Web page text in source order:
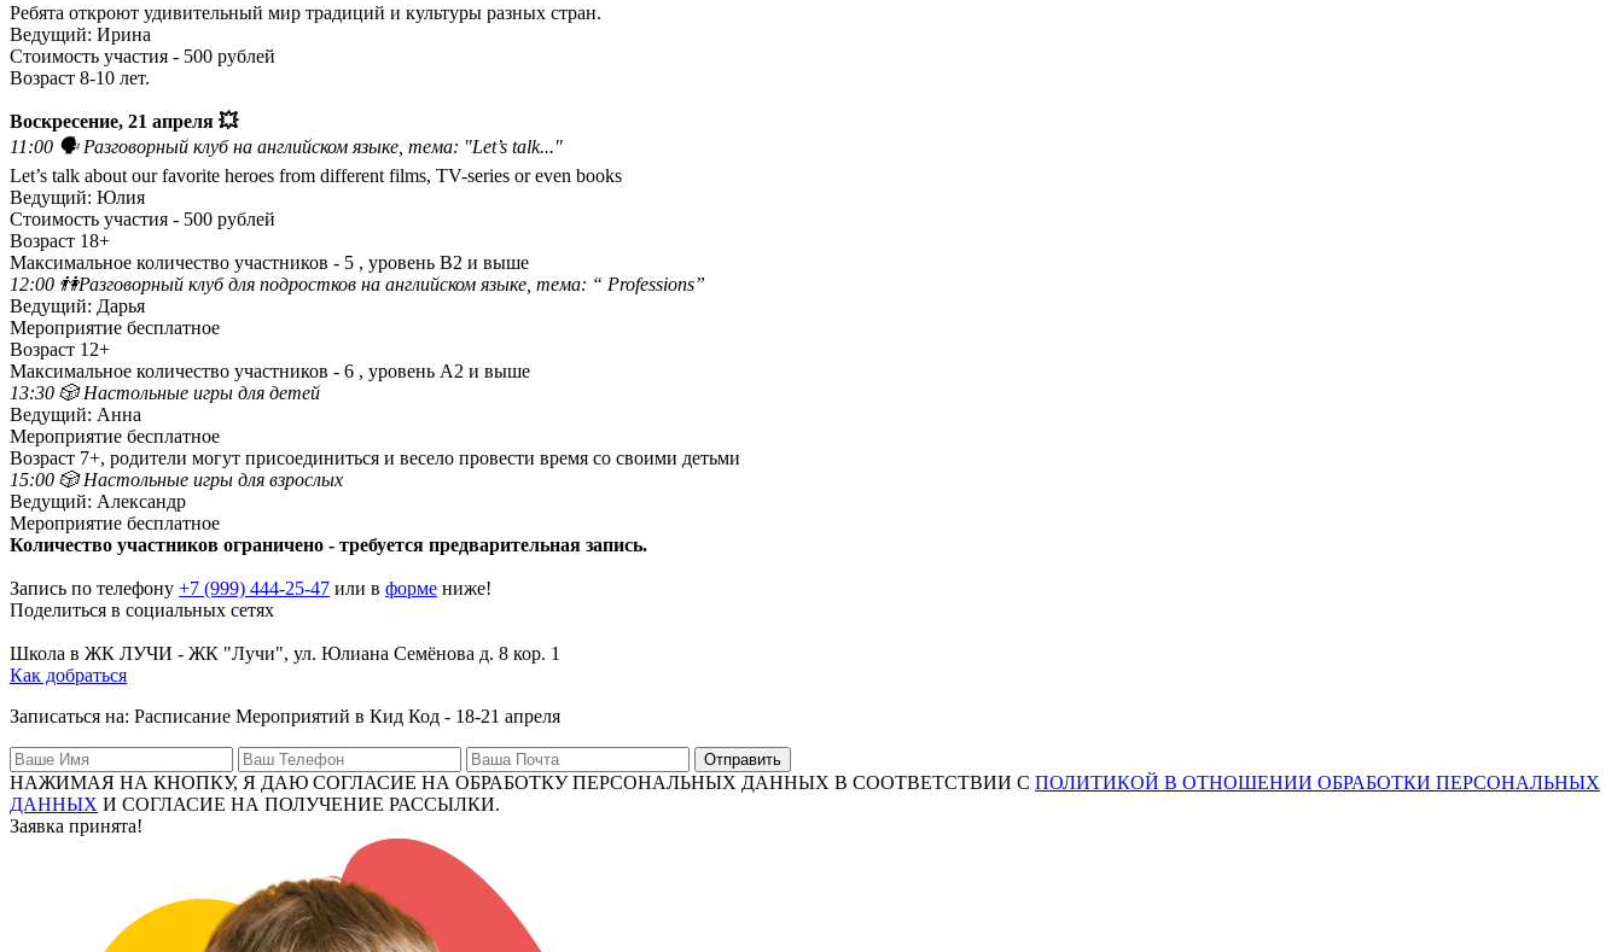
Ребята откроют удивительный мир традиций и культуры разных стран.
Ведущий: Ирина
Стоимость участия - 500 рублей
Возраст 8-10 лет.
Воскресение, 21 апреля 💥
11:00 🗣 Разговорный клуб на английском языке, тема: "Let’s talk..."
Let’s talk about our favorite heroes from different films, TV-series or even books
Ведущий: Юлия
Стоимость участия - 500 рублей
Возраст 18+
Максимальное количество участников - 5 , уровень B2 и выше
12:00 👫Разговорный клуб для подростков на английском языке, тема: “ Professions”
Ведущий: Дарья
Мероприятие бесплатное
Возраст 12+
Максимальное количество участников - 6 , уровень А2 и выше
13:30 🎲 Настольные игры для детей
Ведущий: Анна
Мероприятие бесплатное
Возраст 7+, родители могут присоединиться и весело провести время со своими детьми
15:00 🎲 Настольные игры для взрослых
Ведущий: Александр
Мероприятие бесплатное
Количество участников ограничено - требуется предварительная запись.
Запись по телефону +7 (999) 444-25-47 или в форме ниже!
Поделиться в социальных сетях
Школа в ЖК ЛУЧИ - ЖК "Лучи", ул. Юлиана Семёнова д. 8 кор. 1
Как добраться
Записаться на: Расписание Мероприятий в Кид Код - 18-21 апреля
Отправить
НАЖИМАЯ НА КНОПКУ, Я ДАЮ СОГЛАСИЕ НА ОБРАБОТКУ ПЕРСОНАЛЬНЫХ ДАННЫХ В СООТВЕТСТВИИ С ПОЛИТИКОЙ В ОТНОШЕНИИ ОБРАБОТКИ ПЕРСОНАЛЬНЫХ
ДАННЫХ И СОГЛАСИЕ НА ПОЛУЧЕНИЕ РАССЫЛКИ.
Заявка принята!